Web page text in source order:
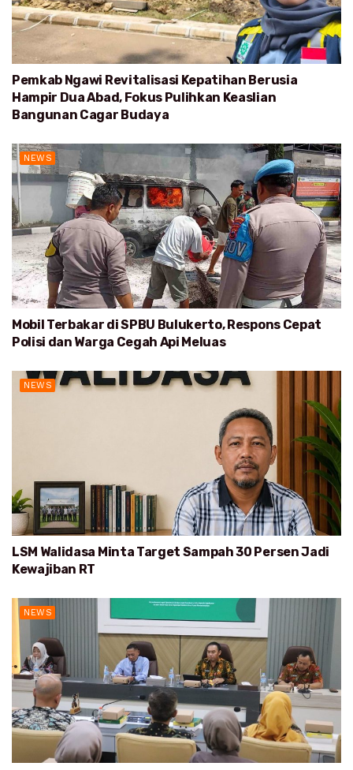
Pemkab Ngawi Revitalisasi Kepatihan Berusia
Hampir Dua Abad, Fokus Pulihkan Keaslian
Bangunan Cagar Budaya
NEWS
Mobil Terbakar di SPBU Bulukerto, Respons Cepat
Polisi dan Warga Cegah Api Meluas
NEWS
LSM Walidasa Minta Target Sampah 30 Persen Jadi
Kewajiban RT
NEWS